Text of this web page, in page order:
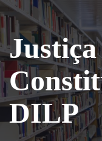
Justiça
DILP